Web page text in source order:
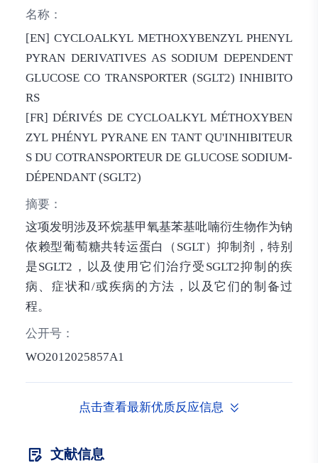
名称：
[EN] CYCLOALKYL METHOXYBENZYL PHENYL
PYRAN DERIVATIVES AS SODIUM DEPENDENT
GLUCOSE CO TRANSPORTER (SGLT2) INHIBITO
RS
[FR] DÉRIVÉS DE CYCLOALKYL MÉTHOXYBEN
ZYL PHÉNYL PYRANE EN TANT QU'INHIBITEUR
S DU COTRANSPORTEUR DE GLUCOSE SODIUM-
DÉPENDANT (SGLT2)
摘要：
这项发明涉及环烷基甲氧基苯基吡喃衍生物作为钠
依赖型葡萄糖共转运蛋白（SGLT）抑制剂，特别
是SGLT2，以及使用它们治疗受SGLT2抑制的疾
病、症状和/或疾病的方法，以及它们的制备过
程。
公开号：
WO2012025857A1
点击查看最新优质反应信息
文献信息